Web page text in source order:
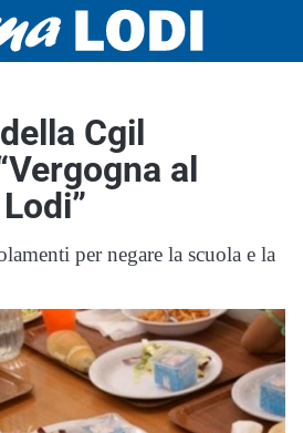
Cgil
al
per negare la scuola e la